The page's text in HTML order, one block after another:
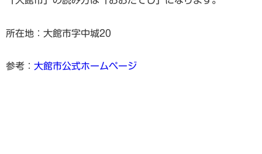
所在地：大館市字中城20
参考： 大館市公式ホームページ